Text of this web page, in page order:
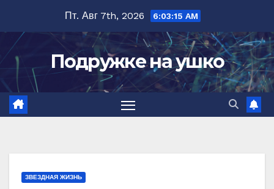
содержимому
Пт. Авг 7th, 2026 6:03:16 AM
Подружке на ушко
ЗВЕЗДНАЯ ЖИЗНЬ